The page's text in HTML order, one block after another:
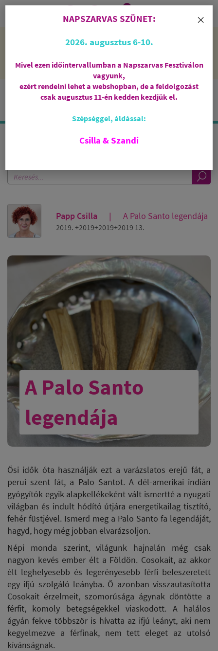
NAPSZARVAS SZÜNET: 2026. augusztus 6-10 - rendelni lehet
feldolgozni őket.
i
0
KERESÉS A BLOGBAN
Papp Csilla A Palo Santo legendája
2019. +2019+2019+2019 13.
A Palo Santo
legendája
Ősi idők óta használják ezt a varázslatos erejű fát, a
perui szent fát, a Palo Santot. A dél-amerikai indián
gyógyítók egyik alapkellékeként vált ismertté a nyugati
világban és indult hódító útjára energetikailag tisztító,
fehér füstjével. Ismerd meg a Palo Santo fa legendáját,
hagyd, hogy még jobban elvarázsoljon.
Népi monda szerint, világunk hajnalán még csak
nagyon kevés ember élt a Földön. Cosokait, az akkor
élt leghelyesebb és legerényesebb férfi beleszeretett
egy ifjú szolgáló leányba. Ő azonban visszautasította
Cosokait érzelmeit, szomorúsága ágynak döntötte a
férfit, komoly betegségekkel viaskodott. A halálos
ágyán fekve többször is hívatta az ifjú leányt, aki nem
kegyelmezve a férfinak, nem tett eleget az utolsó
kívánságnak.
×
NAPSZARVAS SZÜNET:
2026. augusztus 6-10.
Mivel ezen időintervallumban a Napszarvas Fesztiválon
vagyunk,
ezért rendelni lehet a webshopban, de a feldolgozást
csak augusztus 11-én kedden kezdjük el.
Szépséggel, áldással:
Csilla & Szandi